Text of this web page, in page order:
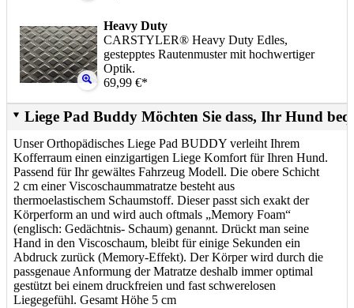
Heavy Duty
CARSTYLER® Heavy Duty Edles,
gestepptes Rautenmuster mit hochwertiger
Optik.
69,99 €*
Liege Pad Buddy Möchten Sie dass, Ihr Hund
Unser Orthopädisches Liege Pad BUDDY verleiht Ihrem
Kofferraum einen einzigartigen Liege Komfort für Ihren Hund.
Passend für Ihr gewältes Fahrzeug Modell. Die obere Schicht
2 cm einer Viscoschaummatratze besteht aus
thermoelastischem Schaumstoff. Dieser passt sich exakt der
Körperform an und wird auch oftmals „Memory Foam“
(englisch: Gedächtnis- Schaum) genannt. Drückt man seine
Hand in den Viscoschaum, bleibt für einige Sekunden ein
Abdruck zurück (Memory-Effekt). Der Körper wird durch die
passgenaue Anformung der Matratze deshalb immer optimal
gestützt bei einem druckfreien und fast schwerelosen
Liegegefühl. Gesamt Höhe 5 cm